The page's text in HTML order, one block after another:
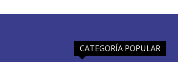
CATEGORÍA POPULAR